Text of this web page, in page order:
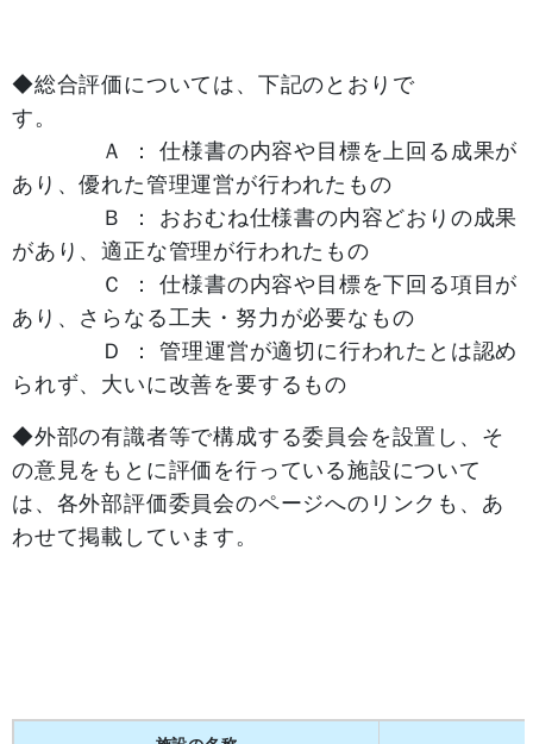
◆総合評価については、下記のとおりで
す。
Ａ ： 仕様書の内容や目標を上回る成果が
あり、優れた管理運営が行われたもの
Ｂ ： おおむね仕様書の内容どおりの成果
があり、適正な管理が行われたもの
Ｃ ： 仕様書の内容や目標を下回る項目が
あり、さらなる工夫・努力が必要なもの
Ｄ ： 管理運営が適切に行われたとは認め
られず、大いに改善を要するもの
◆外部の有識者等で構成する委員会を設置し、そ
の意見をもとに評価を行っている施設について
は、各外部評価委員会のページへのリンクも、あ
わせて掲載しています。